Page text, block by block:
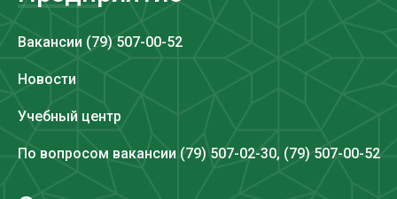
Вакансии (79) 507-00-52
Новости
Учебный центр
По вопросом вакансии (79) 507-02-30, (79) 507-00-52